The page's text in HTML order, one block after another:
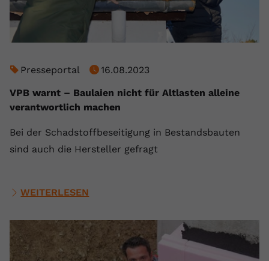
Presseportal
16.08.2023
VPB warnt – Baulaien nicht für Altlasten alleine
verantwortlich machen
Bei der Schadstoffbeseitigung in Bestandsbauten
sind auch die Hersteller gefragt
WEITERLESEN